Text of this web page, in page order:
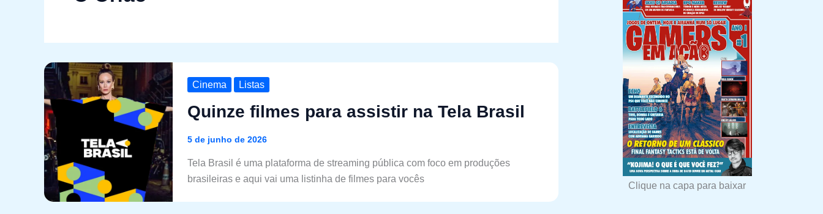
Cinema Listas
Quinze filmes para assistir na Tela Brasil
5 de junho de 2026
Tela Brasil é uma plataforma de streaming pública com foco em produções
brasileiras e aqui vai uma listinha de filmes para vocês
Clique na capa para baixar